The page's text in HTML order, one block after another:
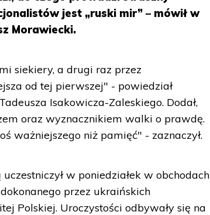
jest „ruski mir” – mówił w
Morawiecki.
siekiery, a drugi raz przez
od tej pierwszej" - powiedział
Isakowicza-Zaleskiego. Dodał,
oraz wyznacznikiem walki o prawdę.
ważniejszego niż pamięć" - zaznaczył.
w poniedziałek w obchodach
przez ukraińskich
Polskiej. Uroczystości odbywały się na